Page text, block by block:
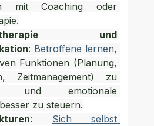
mit Coaching oder
und
: Betroffene lernen,
Funktionen (Planung,
Zeitmanagement) zu
und emotionale
zu steuern.
: Sich selbst